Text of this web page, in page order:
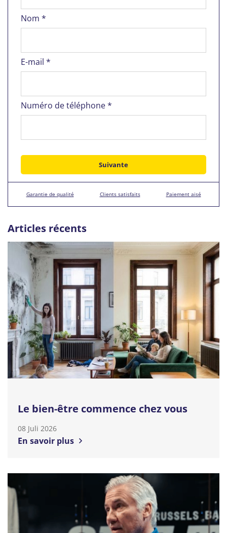
Nom *
E-mail *
Numéro de téléphone *
Garantie de qualité Clients satisfaits Paiement aisé
Articles récents
Le bien-être commence chez vous
08 Juli 2026
En savoir plus